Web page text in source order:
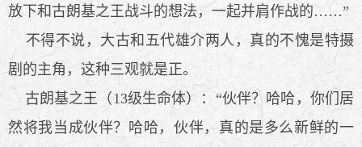
放下和古朗基之王战斗的想法，一起并肩作战的……”
不得不说，大古和五代雄介两人，真的不愧是特摄
剧的主角，这种三观就是正。
古朗基之王（13级生命体）：“伙伴？哈哈，你们居
然将我当成伙伴？哈哈，伙伴，真的是多么新鲜的一